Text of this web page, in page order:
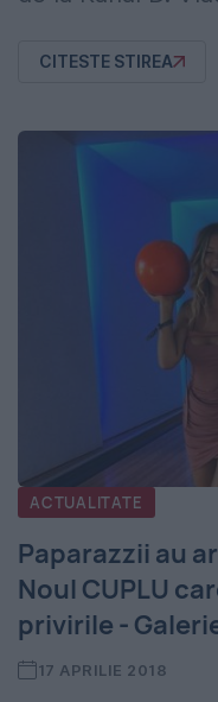
CITESTE STIREA
ACTUALITATE
Paparazzii au
Noul CUPLU
privirile -
17 APRILIE 2018